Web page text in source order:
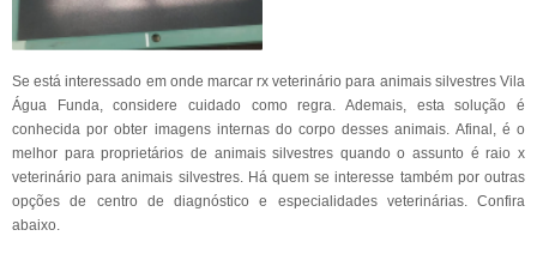
Se está interessado em onde marcar rx veterinário para animais silvestres Vila
Água Funda, considere cuidado como regra. Ademais, esta solução é
conhecida por obter imagens internas do corpo desses animais. Afinal, é o
melhor para proprietários de animais silvestres quando o assunto é raio x
veterinário para animais silvestres. Há quem se interesse também por outras
opções de centro de diagnóstico e especialidades veterinárias. Confira
abaixo.